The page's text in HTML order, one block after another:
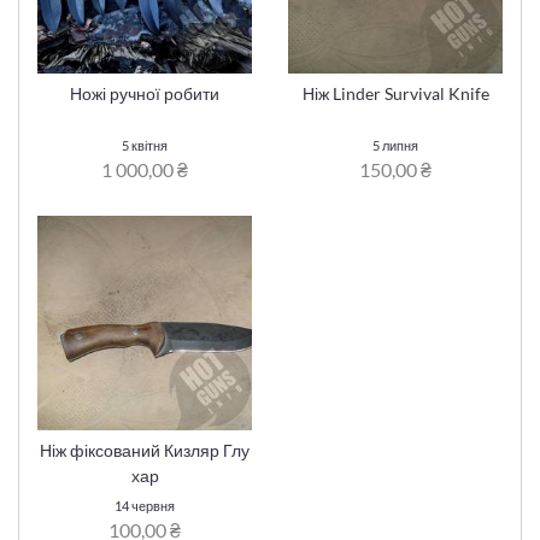
Ножі ручної робити
5 квітня
1 000,00 ₴
Ніж Linder Survival Knife
5 липня
150,00 ₴
Ніж фіксований Кизляр Глу
хар
14 червня
100,00 ₴